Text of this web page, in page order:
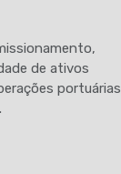
de ativos
portuárias